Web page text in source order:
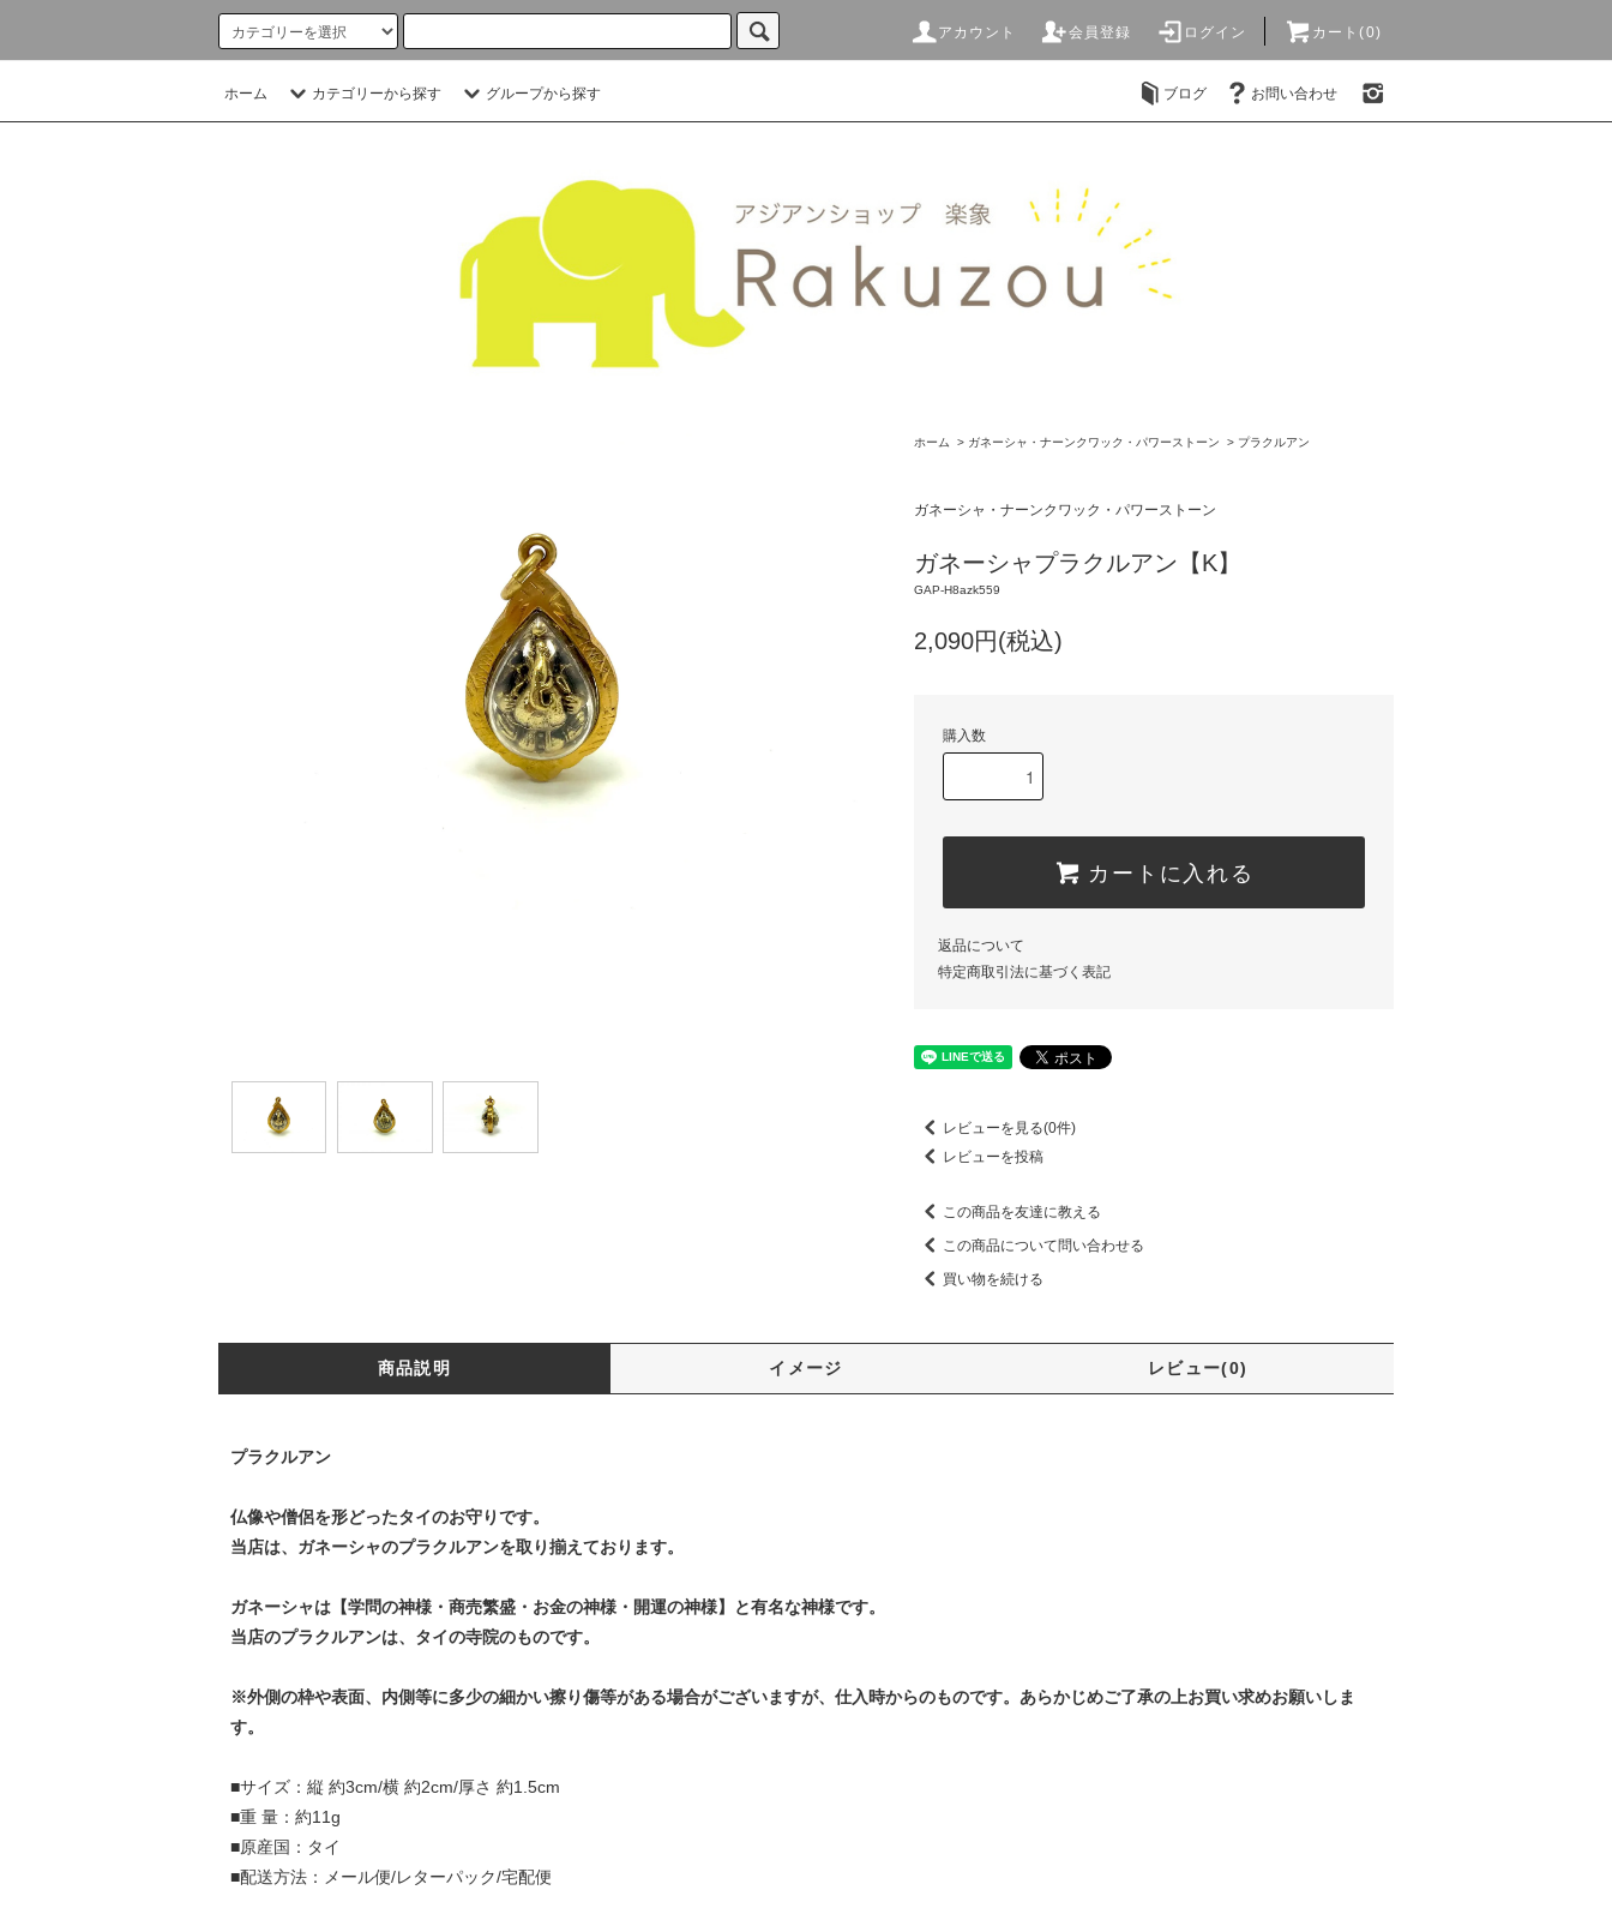
アカウント 会員登録 ログイン カート(0)
ホーム カテゴリーから探す グループから探す ブログ お問い合わせ
ホーム > ガネーシャ・ナーンクワック・パワーストーン > プラクルアン
ガネーシャ・ナーンクワック・パワーストーン
ガネーシャプラクルアン【K】
GAP-H8azk559
2,090円(税込)
購入数
カートに入れる
返品について
特定商取引法に基づく表記
レビューを見る(0件)
レビューを投稿
この商品を友達に教える
この商品について問い合わせる
買い物を続ける
商品説明 イメージ レビュー(0)
プラクルアン
仏像や僧侶を形どったタイのお守りです。
当店は、ガネーシャのプラクルアンを取り揃えております。
ガネーシャは【学問の神様・商売繁盛・お金の神様・開運の神様】と有名な神様です。
当店のプラクルアンは、タイの寺院のものです。
※外側の枠や表面、内側等に多少の細かい擦り傷等がある場合がございますが、仕入時からのものです。あらかじめご了承の上お買い求めお願いしま
す。
■サイズ：縦 約3cm/横 約2cm/厚さ 約1.5cm
■重 量：約11g
■原産国：タイ
■配送方法：メール便/レターパック/宅配便